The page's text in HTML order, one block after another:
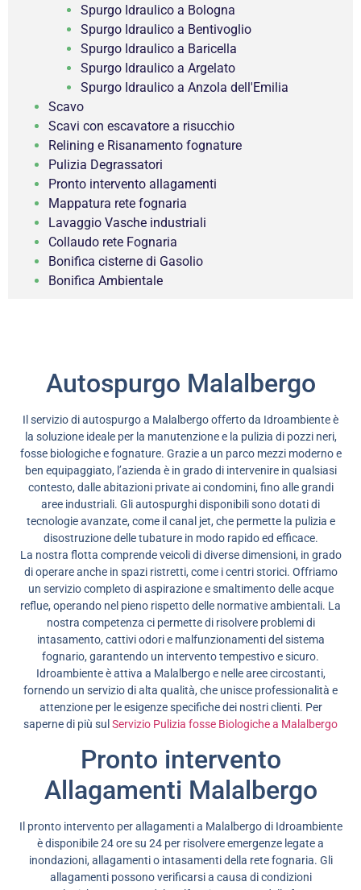
Spurgo Idraulico a Bologna
Spurgo Idraulico a Bentivoglio
Spurgo Idraulico a Baricella
Spurgo Idraulico a Argelato
Spurgo Idraulico a Anzola dell'Emilia
Scavo
Scavi con escavatore a risucchio
Relining e Risanamento fognature
Pulizia Degrassatori
Pronto intervento allagamenti
Mappatura rete fognaria
Lavaggio Vasche industriali
Collaudo rete Fognaria
Bonifica cisterne di Gasolio
Bonifica Ambientale
Autospurgo Malalbergo
Il servizio di autospurgo a Malalbergo offerto da Idroambiente è
la soluzione ideale per la manutenzione e la pulizia di pozzi neri,
fosse biologiche e fognature. Grazie a un parco mezzi moderno e
ben equipaggiato, l’azienda è in grado di intervenire in qualsiasi
contesto, dalle abitazioni private ai condomini, fino alle grandi
aree industriali. Gli autospurghi disponibili sono dotati di
tecnologie avanzate, come il canal jet, che permette la pulizia e
disostruzione delle tubature in modo rapido ed efficace.
La nostra flotta comprende veicoli di diverse dimensioni, in grado
di operare anche in spazi ristretti, come i centri storici. Offriamo
un servizio completo di aspirazione e smaltimento delle acque
reflue, operando nel pieno rispetto delle normative ambientali. La
nostra competenza ci permette di risolvere problemi di
intasamento, cattivi odori e malfunzionamenti del sistema
fognario, garantendo un intervento tempestivo e sicuro.
Idroambiente è attiva a Malalbergo e nelle aree circostanti,
fornendo un servizio di alta qualità, che unisce professionalità e
attenzione per le esigenze specifiche dei nostri clienti. Per
saperne di più sul Servizio Pulizia fosse Biologiche a Malalbergo
Pronto intervento
Allagamenti Malalbergo
Il pronto intervento per allagamenti a Malalbergo di Idroambiente
è disponibile 24 ore su 24 per risolvere emergenze legate a
inondazioni, allagamenti o intasamenti della rete fognaria. Gli
allagamenti possono verificarsi a causa di condizioni